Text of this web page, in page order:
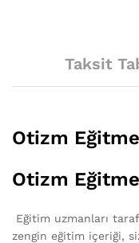
Taksit
Otizm
Otizm
Eğitim uzmanları
zengin eğitim içeriği,